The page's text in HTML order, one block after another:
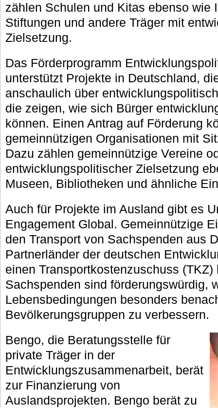
zählen Schulen und Kitas ebenso wie
Stiftungen und andere Träger mit
Zielsetzung.
Das Förderprogramm
unterstützt Projekte in Deutschland,
anschaulich über
die zeigen, wie sich Bürger
können. Einen Antrag auf Förderung
gemeinnützigen Organisationen mit
Dazu zählen gemeinnützige Vereine
entwicklungspolitischer Zielsetzung
Museen, Bibliotheken und ähnliche
Auch für Projekte im Ausland gibt es
Engagement Global. Gemeinnützige
den Transport von Sachspenden aus
Partnerländer der deutschen
einen Transportkostenzuschuss (TKZ)
Sachspenden sind förderungswürdig,
Lebensbedingungen besonders
Bevölkerungsgruppen zu verbessern.
Bengo, die Beratungsstelle für
private Träger in der
Entwicklungszusammenarbeit, berät
zur Finanzierung von
Auslandsprojekten. Bengo berät zu